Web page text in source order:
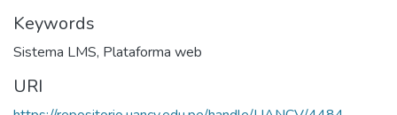
Keywords
Sistema LMS, Plataforma web
URI